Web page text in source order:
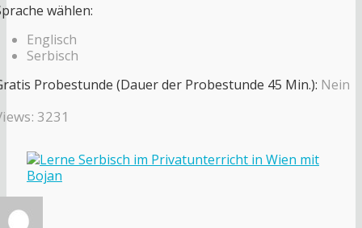
wählen:
Englisch
Serbisch
Probestunde (Dauer der Probestunde 45 Min.): Nein
3231